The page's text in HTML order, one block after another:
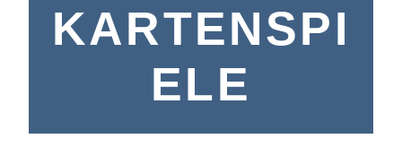
KARTENSPI
ELE